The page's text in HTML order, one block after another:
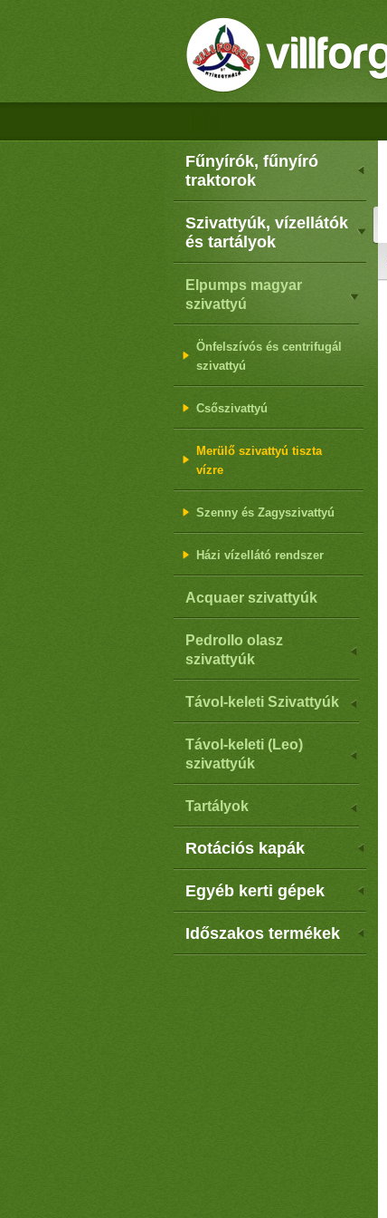
Fűnyírók, fűnyíró
traktorok
Szivattyúk, vízellátók
és tartályok
Elpumps magyar
szivattyú
Önfelszívós és centrifugál
szivattyú
Csőszivattyú
Merülő szivattyú tiszta
vízre
Szenny és Zagyszivattyú
Házi vízellátó rendszer
Acquaer szivattyúk
Pedrollo olasz
szivattyúk
Távol-keleti Szivattyúk
Távol-keleti (Leo)
szivattyúk
Tartályok
Rotációs kapák
Egyéb kerti gépek
Időszakos termékek